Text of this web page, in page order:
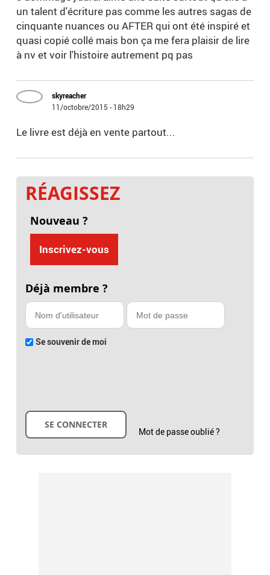
un talent d'écriture pas comme les autres sagas de
cinquante nuances ou AFTER qui ont été inspiré et
quasi copié collé mais bon ça me fera plaisir de lire
à nv et voir l'histoire autrement pq pas
skyreacher
11/octobre/2015 - 18h29
Le livre est déjà en vente partout...
RÉAGISSEZ
Nouveau ?
Inscrivez-vous
Déjà membre ?
Se souvenir de moi
Mot de passe oublié ?